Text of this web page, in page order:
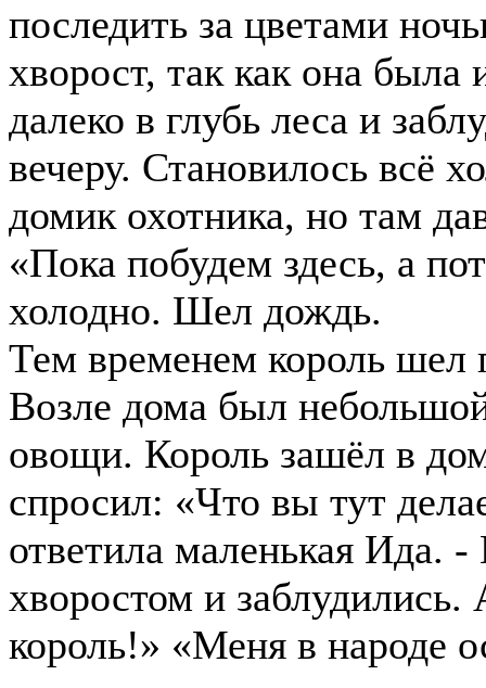
последить за цветами
хворост, так как она
далеко в глубь леса и
вечеру. Становилось всё
домик охотника, но там
«Пока побудем здесь, а
холодно. Шел дождь.
Тем временем король шел
Возле дома был
овощи. Король зашёл в
спросил: «Что вы тут
ответила маленькая Ида.
хворостом и
король!» «Меня в народе